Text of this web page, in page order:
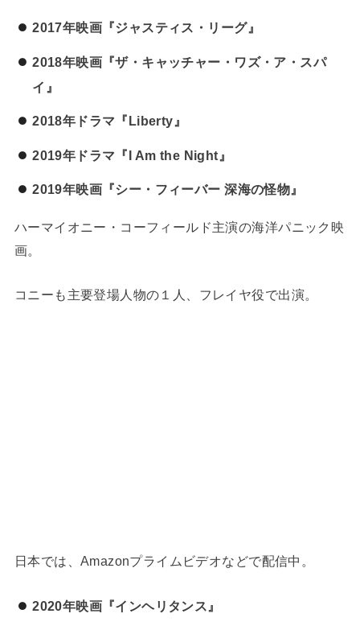
2017年映画『ジャスティス・リーグ』
2018年映画『ザ・キャッチャー・ワズ・ア・スパ
イ』
2018年ドラマ『Liberty』
2019年ドラマ『I Am the Night』
2019年映画『シー・フィーバー 深海の怪物』
ハーマイオニー・コーフィールド主演の海洋パニック映
画。
コニーも主要登場人物の１人、フレイヤ役で出演。
日本では、Amazonプライムビデオなどで配信中。
2020年映画『インヘリタンス』